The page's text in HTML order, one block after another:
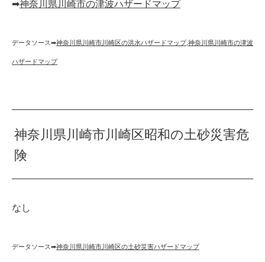
➡︎神奈川県川崎市の津波ハザードマップ
データソース➡︎神奈川県川崎市川崎区の洪水ハザードマップ,神奈川県川崎市の津波
ハザードマップ
神奈川県川崎市川崎区昭和の土砂災害危
険
なし
データソース➡︎神奈川県川崎市川崎区の土砂災害ハザードマップ